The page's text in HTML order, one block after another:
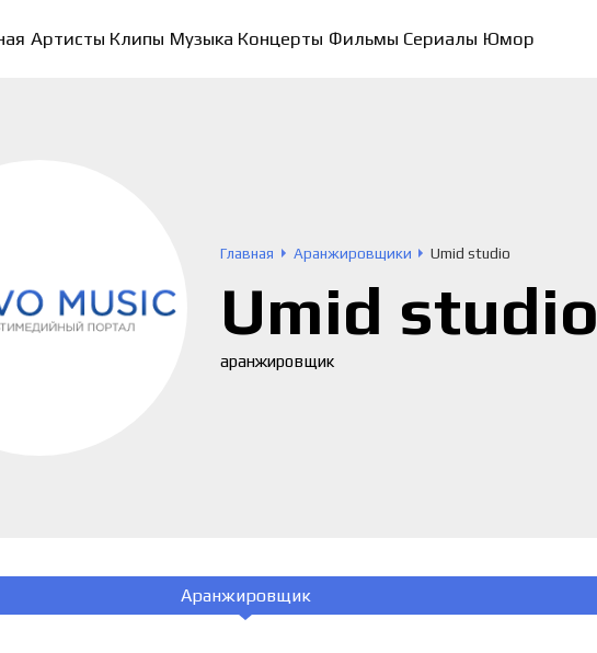
Артисты Клипы Музыка Концерты Фильмы Сериалы Юмор
Главная Аранжировщики Umid studio
Umid studio
аранжировщик
Аранжировщик